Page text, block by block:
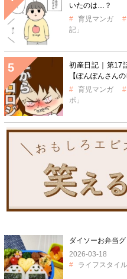
いたのは…？
育児マンガ
記」
初産日記｜第17
【ぽんぽんさんの
育児マンガ
ポ」
ダイソーお弁当
2026-03-18
ライフスタイル